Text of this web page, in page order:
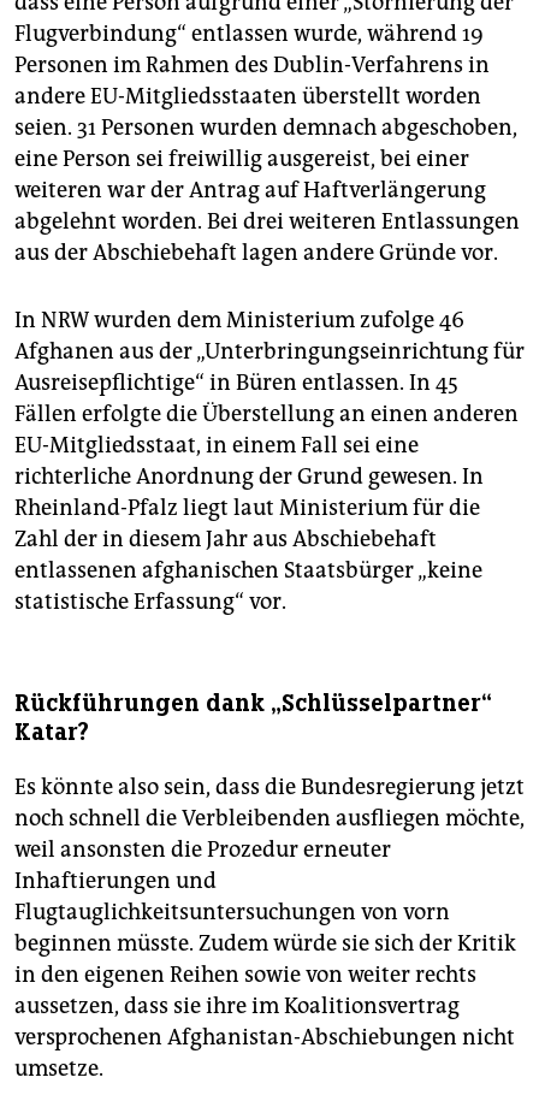
Flugverbindung“ entlassen wurde, während 19
Personen im Rahmen des Dublin-Verfahrens in
andere EU-Mitgliedsstaaten überstellt worden
seien. 31 Personen wurden demnach abgeschoben,
eine Person sei freiwillig ausgereist, bei einer
weiteren war der Antrag auf Haftverlängerung
abgelehnt worden. Bei drei weiteren Entlassungen
aus der Abschiebehaft lagen andere Gründe vor.
In NRW wurden dem Ministerium zufolge 46
Afghanen aus der „Unterbringungseinrichtung für
Ausreisepflichtige“ in Büren entlassen. In 45
Fällen erfolgte die Überstellung an einen anderen
EU-Mitgliedsstaat, in einem Fall sei eine
richterliche Anordnung der Grund gewesen. In
Rheinland-Pfalz liegt laut Ministerium für die
Zahl der in diesem Jahr aus Abschiebehaft
entlassenen afghanischen Staatsbürger „keine
statistische Erfassung“ vor.
Rückführungen dank „Schlüsselpartner“
Katar?
Es könnte also sein, dass die Bundesregierung jetzt
noch schnell die Verbleibenden ausfliegen möchte,
weil ansonsten die Prozedur erneuter
Inhaftierungen und
Flugtauglichkeitsuntersuchungen von vorn
beginnen müsste. Zudem würde sie sich der Kritik
in den eigenen Reihen sowie von weiter rechts
aussetzen, dass sie ihre im Koalitionsvertrag
versprochenen Afghanistan-Abschiebungen nicht
umsetze.